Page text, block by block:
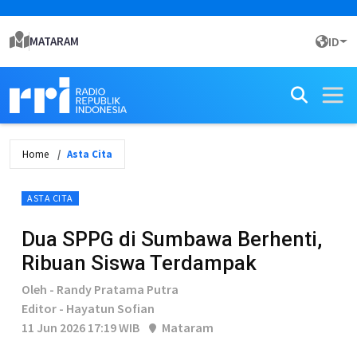
MATARAM ID
Home Asta Cita
ASTA CITA
Dua SPPG di Sumbawa Berhenti,
Ribuan Siswa Terdampak
Oleh - Randy Pratama Putra
Editor - Hayatun Sofian
11 Jun 2026 17:19 WIB
Mataram